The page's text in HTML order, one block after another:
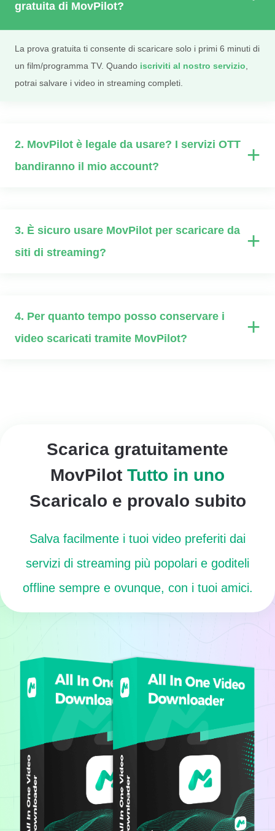
gratuita di MovPilot?
La prova gratuita ti consente di scaricare solo i primi 6 minuti di
un film/programma TV. Quando iscriviti al nostro servizio,
potrai salvare i video in streaming completi.
2. MovPilot è legale da usare? I servizi OTT
bandiranno il mio account?
+
3. È sicuro usare MovPilot per scaricare da
siti di streaming?
+
4. Per quanto tempo posso conservare i
video scaricati tramite MovPilot?
+
Scarica gratuitamente
MovPilot Tutto in uno
Scaricalo e provalo subito
Salva facilmente i tuoi video preferiti dai
servizi di streaming più popolari e goditeli
offline sempre e ovunque, con i tuoi amici.